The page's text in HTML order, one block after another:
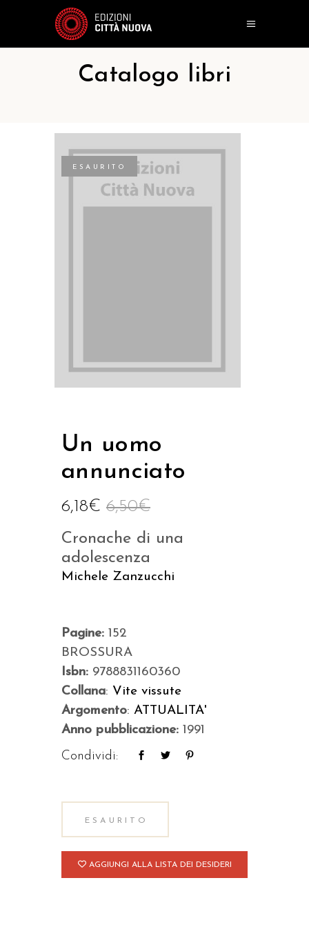
Catalogo libri
ESAURITO
Un uomo
annunciato
6,50€
6,18€
Cronache di una
adolescenza
Michele Zanzucchi
Pagine: 152
BROSSURA
Isbn: 9788831160360
Collana: Vite vissute
Argomento: ATTUALITA'
Anno pubblicazione: 1991
Condividi:
ESAURITO
AGGIUNGI ALLA LISTA DEI DESIDERI